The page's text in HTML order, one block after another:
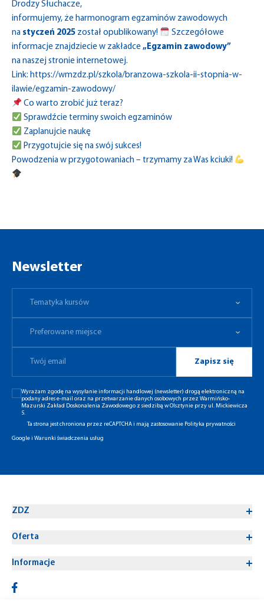
Drodzy Słuchacze,
informujemy, że harmonogram egzaminów zawodowych
na styczeń 2025 został opublikowany!
Szczegółowe
informacje znajdziecie w zakładce „Egzamin zawodowy”
na naszej stronie internetowej.
Link: https://wmzdz.pl/szkola/branzowa-szkola-ii-stopnia-w-
ilawie/egzamin-zawodowy/
Co warto zrobić już teraz?
Sprawdźcie terminy swoich egzaminów
Zaplanujcie naukę
Przygotujcie się na swój sukces!
Powodzenia w przygotowaniach – trzymamy za Was kciuki!
Newsletter
Tematyka kursów
Preferowane miejsce
Zapisz się
Wyrażam zgodę na wysyłanie informacji handlowej (newsletter) drogą elektroniczną na
podany adres e-mail oraz na przetwarzanie danych osobowych przez Warmińsko-
Mazurski Zakład Doskonalenia Zawodowego z siedzibą w Olsztynie przy ul. Mickiewicza
5.
Ta strona jest chroniona przez reCAPTCHA i mają zastosowanie Polityka prywatności
Googlei Warunki świadczenia usług
ZDZ
Oferta
Informacje